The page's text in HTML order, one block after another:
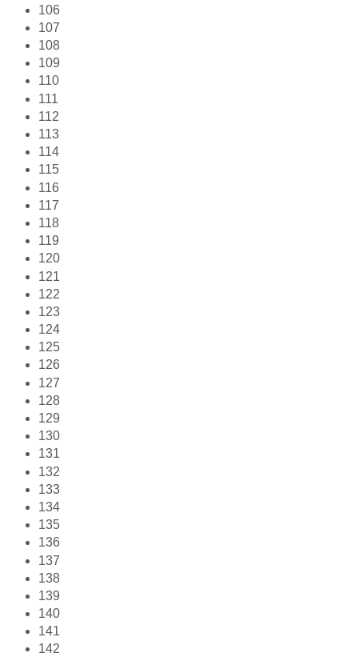
106
107
108
109
110
111
112
113
114
115
116
117
118
119
120
121
122
123
124
125
126
127
128
129
130
131
132
133
134
135
136
137
138
139
140
141
142